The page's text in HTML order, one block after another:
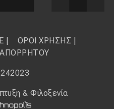
| ΟΡΟΙ ΧΡΗΣΗΣ
ΑΠΟΡΡΗΤΟΥ
& Φιλοξενία